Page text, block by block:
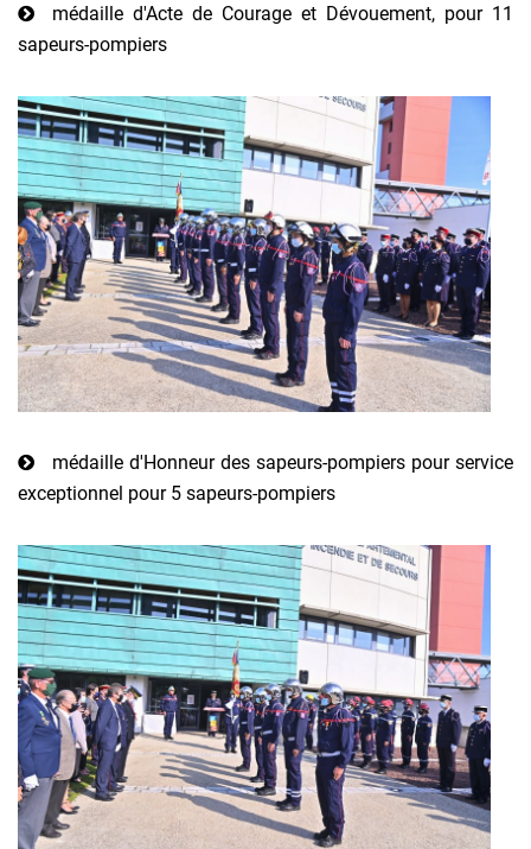
médaille d'Acte de Courage et Dévouement, pour 11
sapeurs-pompiers
médaille d'Honneur des sapeurs-pompiers pour service
exceptionnel pour 5 sapeurs-pompiers